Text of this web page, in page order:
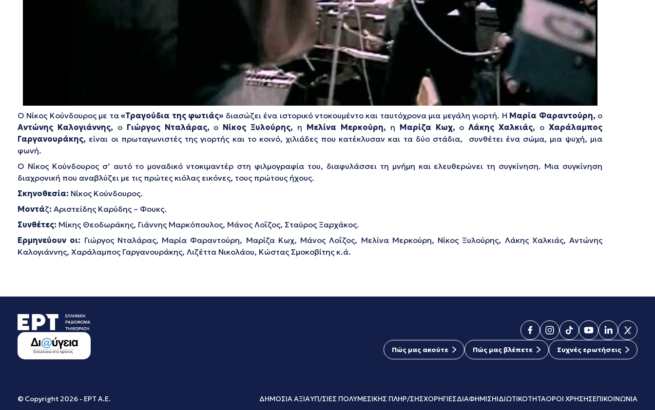
Ο Νίκος Κούνδουρος με τα«Τραγούδια της φωτιάς» διασώζει ένα ιστορικό ντοκουμέντο και ταυτόχρονα μια μεγάλη γιορτή. Η Μαρία Φαραντούρη, ο
Αντώνης Καλογιάννης, ο Γιώργος Νταλάρας, ο Νίκος Ξυλούρης, η Μελίνα Μερκούρη, η Μαρίζα Κωχ, οΛάκης Χαλκιάς, οΧαράλαμπος
Γαργανουράκης, είναι οι πρωταγωνιστές της γιορτής και το κοινό, χιλιάδες που κατέκλυσαν και τα δύο στάδια, συνθέτει ένα σώμα, μια ψυχή, μια
φωνή.
Ο Νίκος Κούνδουρος σ’ αυτό το μοναδικό ντοκιμαντέρ στη φιλμογραφία του, διαφυλάσσει τη μνήμη και ελευθερώνει τη συγκίνηση. Μια συγκίνηση
διαχρονική που αναβλύζει με τις πρώτες κιόλας εικόνες, τους πρώτους ήχους.
Σκηνοθεσία: Νίκος Κούνδουρος.
Μοντάζ: Αριστείδης Καρύδης – Φουκς.
Συνθέτες: Μίκης Θεοδωράκης, Γιάννης Μαρκόπουλος, Μάνος Λοΐζος, Σταύρος Ξαρχάκος.
Ερμηνεύουν οι: Γιώργος Νταλάρας, Μαρία Φαραντούρη, Μαρίζα Κωχ, Μάνος Λοΐζος, Μελίνα Μερκούρη, Νίκος Ξυλούρης, Λάκης Χαλκιάς, Αντώνης
Καλογιάννης, Χαράλαμπος Γαργανουράκης, Λιζέττα Νικολάου, Κώστας Σμοκοβίτης κ.ά.
Πώς μας ακούτε Πώς μας βλέπετε Συχνές ερωτήσεις
© Copyright 2026 - ΕΡΤ Α.Ε. ΔΗΜΟΣΙΑ ΑΞΙΑΥΠ/ΣΙΕΣ ΠΟΛΥΜΕΣΙΚΗΣ ΠΛΗΡ/ΣΗΣΧΟΡΗΓΙΕΣΔΙΑΦΗΜΙΣΗΙΔΙΩΤΙΚΟΤΗΤΑΟΡΟΙ ΧΡΗΣΗΣΕΠΙΚΟΙΝΩΝΙΑ